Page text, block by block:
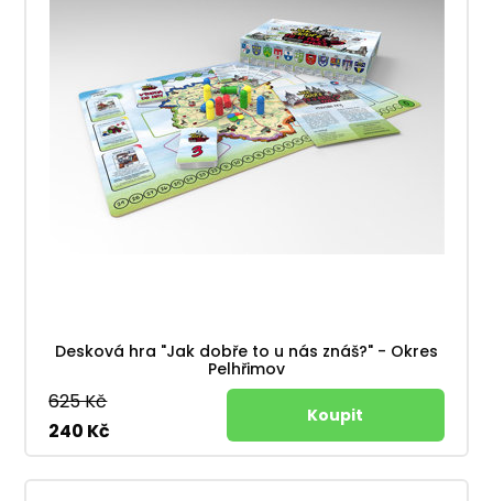
Desková hra "Jak dobře to u nás znáš?" - Okres
Pelhřimov
625 Kč
240 Kč